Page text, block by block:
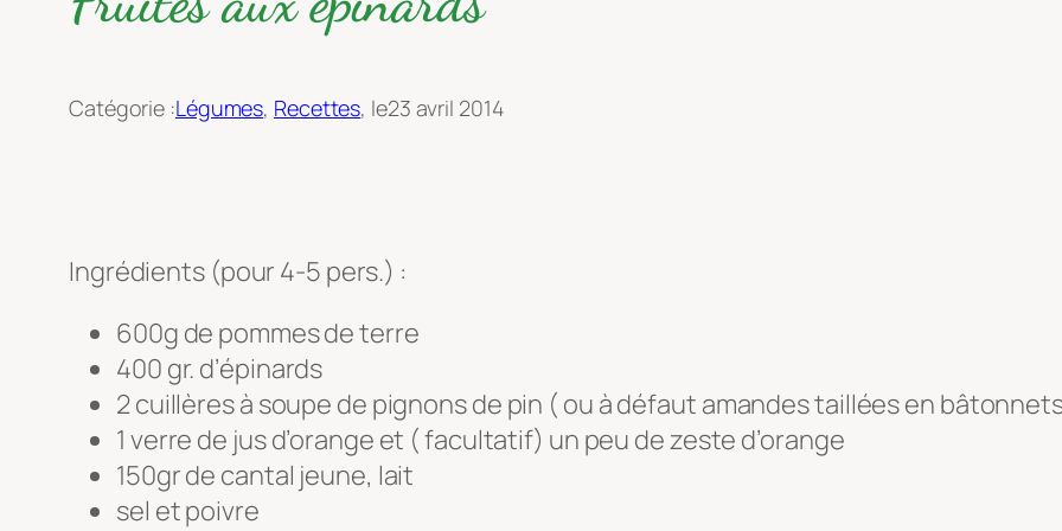
Catégorie :Légumes, Recettes, le23 avril 2014
Ingrédients (pour 4-5 pers.) :
600g de pommes de terre
400 gr. d’épinards
2 cuillères à soupe de pignons de pin ( ou à défaut amandes taillées en
1 verre de jus d’orange et ( facultatif) un peu de zeste d’orange
150gr de cantal jeune, lait
sel et poivre